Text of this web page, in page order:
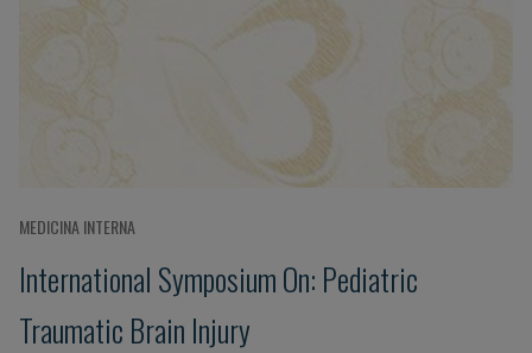
MEDICINA INTERNA
International Symposium On: Pediatric
Traumatic Brain Injury